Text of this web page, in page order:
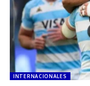
INTERNACIONALES